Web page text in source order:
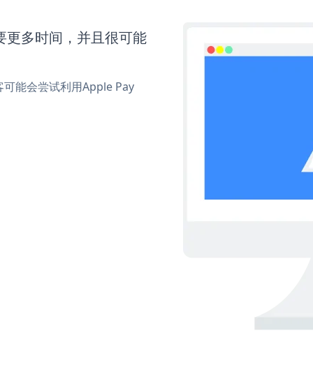
多时间，并且很可能
能会尝试利用Apple Pay